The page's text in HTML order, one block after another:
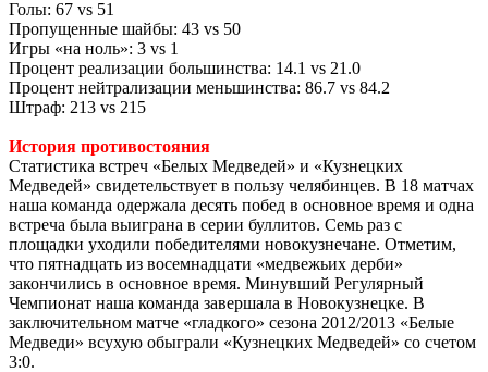
Голы: 67 vs 51
Пропущенные шайбы: 43 vs 50
Игры «на ноль»: 3 vs 1
Процент реализации большинства: 14.1 vs 21.0
Процент нейтрализации меньшинства: 86.7 vs 84.2
Штраф: 213 vs 215
История противостояния
Статистика встреч «Белых Медведей» и «Кузнецких
Медведей» свидетельствует в пользу челябинцев. В 18 матчах
наша команда одержала десять побед в основное время и одна
встреча была выиграна в серии буллитов. Семь раз с
площадки уходили победителями новокузнечане. Отметим,
что пятнадцать из восемнадцати «медвежьих дерби»
закончились в основное время. Минувший Регулярный
Чемпионат наша команда завершала в Новокузнецке. В
заключительном матче «гладкого» сезона 2012/2013 «Белые
Медведи» всухую обыграли «Кузнецких Медведей» со счетом
3:0.